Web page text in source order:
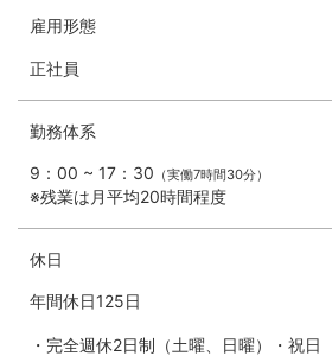
雇用形態
正社員
勤務体系
9：00 ~ 17：30 （実働7時間30分）
※残業は月平均20時間程度
休日
年間休日125日
・完全週休2日制（土曜、日曜）・祝日